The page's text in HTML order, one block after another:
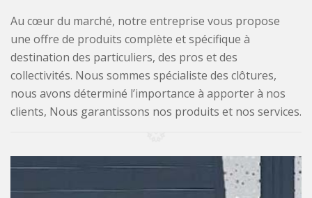
Au cœur du marché, notre entreprise vous propose
une offre de produits complète et spécifique à
destination des particuliers, des pros et des
collectivités. Nous sommes spécialiste des clôtures,
nous avons déterminé l’importance à apporter à nos
clients, Nous garantissons nos produits et nos services.